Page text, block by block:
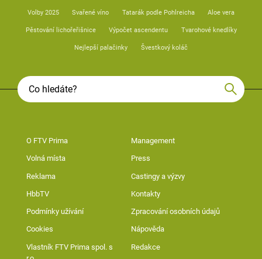
Volby 2025 Svařené víno Tatarák podle Pohlreicha Aloe vera
Pěstování lichořeřišnice Výpočet ascendentu Tvarohové knedlíky
Nejlepší palačinky Švestkový koláč
O FTV Prima Management
Volná místa Press
Reklama Castingy a výzvy
HbbTV Kontakty
Podmínky užívání Zpracování osobních údajů
Cookies Nápověda
Vlastník FTV Prima spol. s
Redakce